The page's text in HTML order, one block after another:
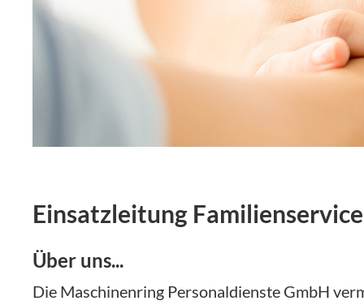
Einsatzleitung
Über uns...
Die Maschinenring Personaldienste GmbH